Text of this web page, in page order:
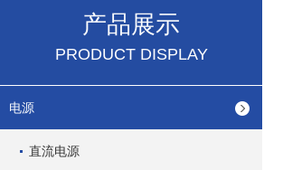
产品展示
PRODUCT DISPLAY
电源
直流电源